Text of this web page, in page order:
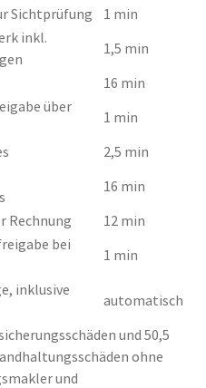
Sichtprüfung
1 min
inkl.
1,5 min
16 min
über
1 min
2,5 min
16 min
Rechnung
12 min
bei
1 min
inklusive
automatisch
und 50,5
ohne
und